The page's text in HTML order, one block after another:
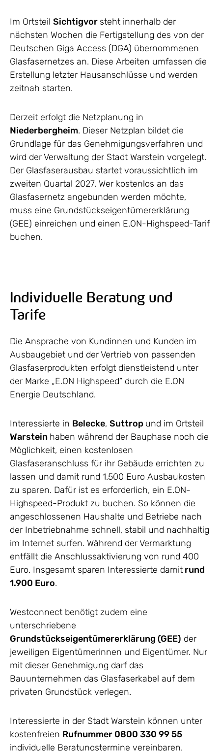
Im Ortsteil Sichtigvor steht innerhalb der
nächsten Wochen die Fertigstellung des von der
Deutschen Giga Access (DGA) übernommenen
Glasfasernetzes an. Diese Arbeiten umfassen die
Erstellung letzter Hausanschlüsse und werden
zeitnah starten.
Derzeit erfolgt die Netzplanung in
Niederbergheim. Dieser Netzplan bildet die
Grundlage für das Genehmigungsverfahren und
wird der Verwaltung der Stadt Warstein vorgelegt.
Der Glasfaserausbau startet voraussichtlich im
zweiten Quartal 2027. Wer kostenlos an das
Glasfasernetz angebunden werden möchte,
muss eine Grundstückseigentümererklärung
(GEE) einreichen und einen E.ON-Highspeed-Tarif
buchen.
Individuelle Beratung und
Tarife
Die Ansprache von Kundinnen und Kunden im
Ausbaugebiet und der Vertrieb von passenden
Glasfaserprodukten erfolgt dienstleistend unter
der Marke „E.ON Highspeed“ durch die E.ON
Energie Deutschland.
Interessierte in Belecke, Suttrop und im Ortsteil
Warstein haben während der Bauphase noch die
Möglichkeit, einen kostenlosen
Glasfaseranschluss für ihr Gebäude errichten zu
lassen und damit rund 1.500 Euro Ausbaukosten
zu sparen. Dafür ist es erforderlich, ein E.ON-
Highspeed-Produkt zu buchen. So können die
angeschlossenen Haushalte und Betriebe nach
der Inbetriebnahme schnell, stabil und nachhaltig
im Internet surfen. Während der Vermarktung
entfällt die Anschlussaktivierung von rund 400
Euro. Insgesamt sparen Interessierte damit rund
1.900 Euro.
Westconnect benötigt zudem eine
unterschriebene
Grundstückseigentümererklärung (GEE) der
jeweiligen Eigentümerinnen und Eigentümer. Nur
mit dieser Genehmigung darf das
Bauunternehmen das Glasfaserkabel auf dem
privaten Grundstück verlegen.
Interessierte in der Stadt Warstein können unter
kostenfreien Rufnummer 0800 330 99 55
individuelle Beratungstermine vereinbaren.